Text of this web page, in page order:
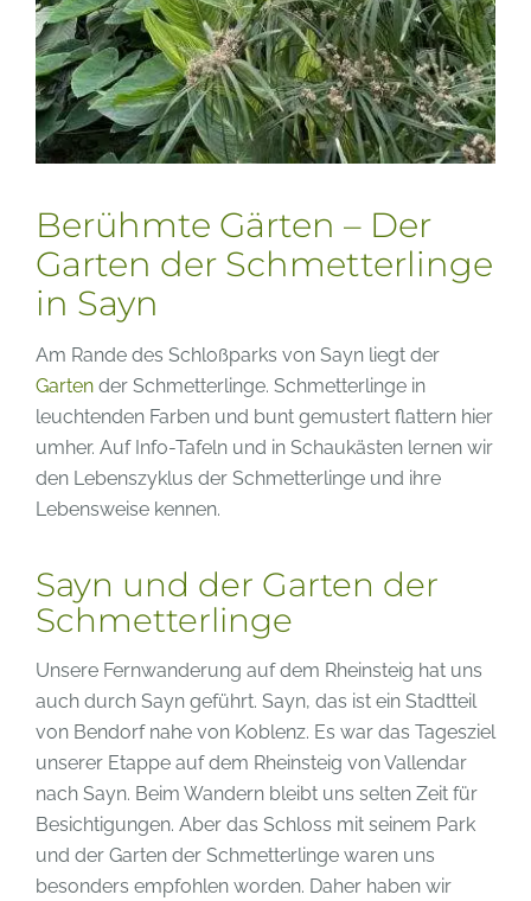
Berühmte Gärten – Der
Garten der Schmetterlinge
in Sayn
Am Rande des Schloßparks von Sayn liegt der
Garten der Schmetterlinge. Schmetterlinge in
leuchtenden Farben und bunt gemustert flattern hier
umher. Auf Info-Tafeln und in Schaukästen lernen wir
den Lebenszyklus der Schmetterlinge und ihre
Lebensweise kennen.
Sayn und der Garten der
Schmetterlinge
Unsere Fernwanderung auf dem Rheinsteig hat uns
auch durch Sayn geführt. Sayn, das ist ein Stadtteil
von Bendorf nahe von Koblenz. Es war das Tagesziel
unserer Etappe auf dem Rheinsteig von Vallendar
nach Sayn. Beim Wandern bleibt uns selten Zeit für
Besichtigungen. Aber das Schloss mit seinem Park
und der Garten der Schmetterlinge waren uns
besonders empfohlen worden. Daher haben wir